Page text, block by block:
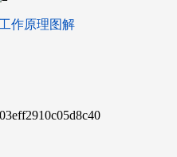
作原理图解